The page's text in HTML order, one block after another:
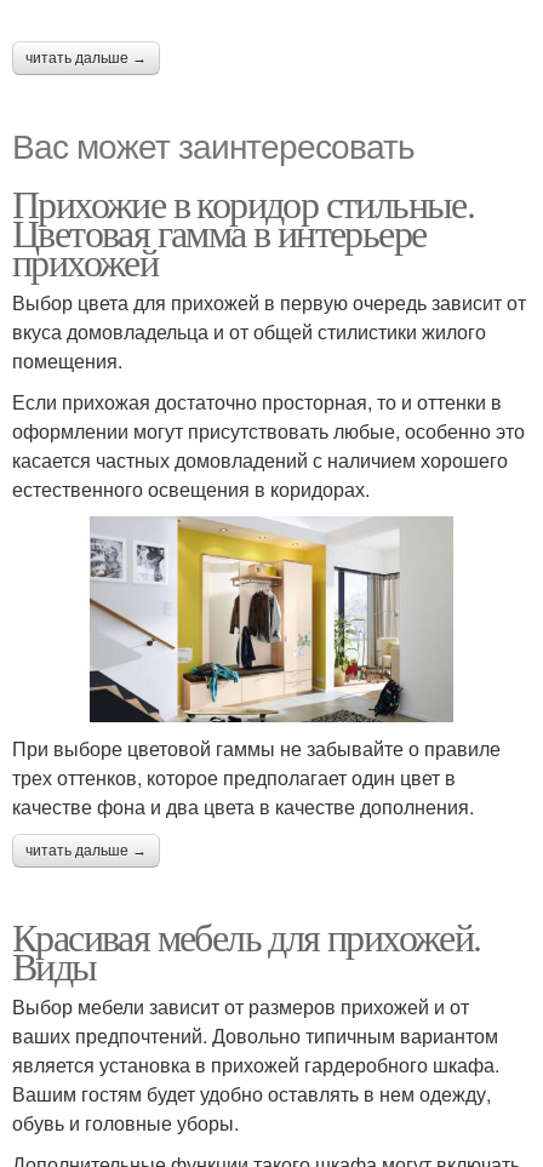
читать дальше →
Вас может заинтересовать
Прихожие в коридор стильные.
Цветовая гамма в интерьере
прихожей
Выбор цвета для прихожей в первую очередь зависит от
вкуса домовладельца и от общей стилистики жилого
помещения.
Если прихожая достаточно просторная, то и оттенки в
оформлении могут присутствовать любые, особенно это
касается частных домовладений с наличием хорошего
естественного освещения в коридорах.
При выборе цветовой гаммы не забывайте о правиле
трех оттенков, которое предполагает один цвет в
качестве фона и два цвета в качестве дополнения.
читать дальше →
Красивая мебель для прихожей.
Виды
Выбор мебели зависит от размеров прихожей и от
ваших предпочтений. Довольно типичным вариантом
является установка в прихожей гардеробного шкафа.
Вашим гостям будет удобно оставлять в нем одежду,
обувь и головные уборы.